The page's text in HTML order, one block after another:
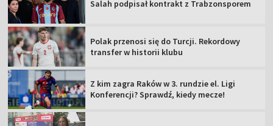
Salah podpisał kontrakt z Trabzonsporem
Polak przenosi się do Turcji. Rekordowy
transfer w historii klubu
Z kim zagra Raków w 3. rundzie el. Ligi
Konferencji? Sprawdź, kiedy mecze!